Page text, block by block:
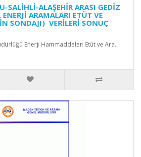
SALİHLİ-ALAŞEHİR ARASI GEDİZ
ARAMALARI ETÜT VE
SONDAJI) VERİLERİ SONUÇ
Enerji Hammaddeleri Etüt ve Ara..